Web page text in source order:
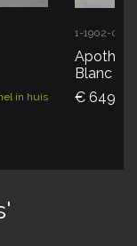
in huis
1-1902-005
Blanc
€ 649.00